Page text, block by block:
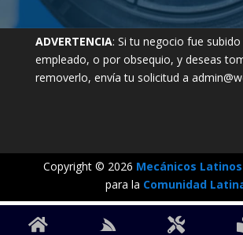
ADVERTENCIA: Si tu negocio fue
empleado, o por obsequio, y deseas
removerlo, envía tu solicitud a
Copyright © 2026 Mecánicos Latinos
para la Comunidad